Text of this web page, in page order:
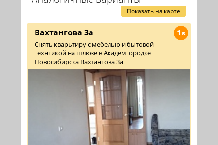
Показать на карте
1к
Вахтангова 3а
Снять кварьтиру с мебелью и бытовой
технгикой на шлюзе в Академгородке
Новосибирска Вахтангова 3а